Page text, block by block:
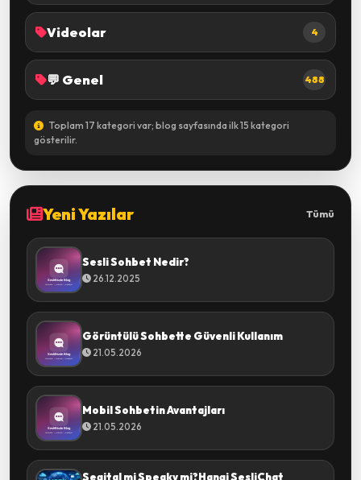
Videolar 4
💬 Genel 488
Toplam 17 kategori var; blog sayfasında ilk 15 kategori
gösterilir.
Yeni Yazılar Tümü
Sesli Sohbet Nedir?
26.12.2025
Görüntülü Sohbette Güvenli Kullanım
21.05.2026
Mobil Sohbetin Avantajları
21.05.2026
Segital mi Speaky mi?Hangi SesliChat